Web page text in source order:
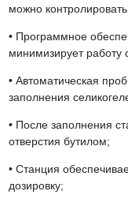
можно
•Программное
минимизирует работу
•Автоматическая
заполнения
•После заполнения
отверстия бутилом;
•Станция
дозировку;